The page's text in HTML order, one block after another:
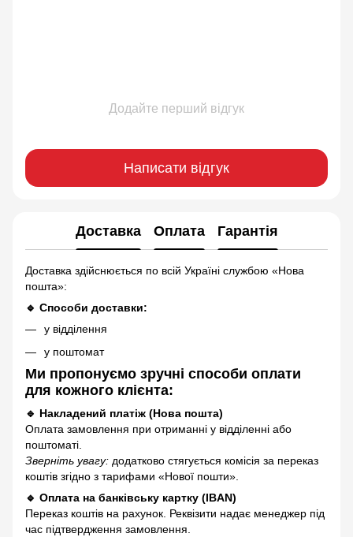
Додайте перший відгук
Написати відгук
Доставка Оплата Гарантія
Доставка здійснюється по всій Україні службою «Нова
пошта»:
🔹 Способи доставки:
у відділення
у поштомат
Ми пропонуємо зручні способи оплати
для кожного клієнта:
🔹 Накладений платіж (Нова пошта)
Оплата замовлення при отриманні у відділенні або
поштоматі.
Зверніть увагу: додатково стягується комісія за переказ
коштів згідно з тарифами «Нової пошти».
🔹 Оплата на банківську картку (IBAN)
Переказ коштів на рахунок. Реквізити надає менеджер під
час підтвердження замовлення.